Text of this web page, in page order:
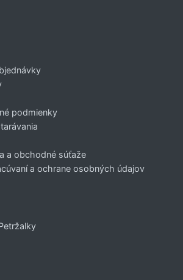
podmienky
a obchodné súťaže
a ochrane osobných údajov